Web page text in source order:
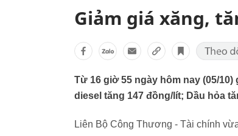
Giảm giá xăng,
Từ 16 giờ 55 ngày hôm nay (05/10)
diesel tăng 147 đồng/lít; Dầu hỏa
Liên Bộ Công Thương - Tài chính